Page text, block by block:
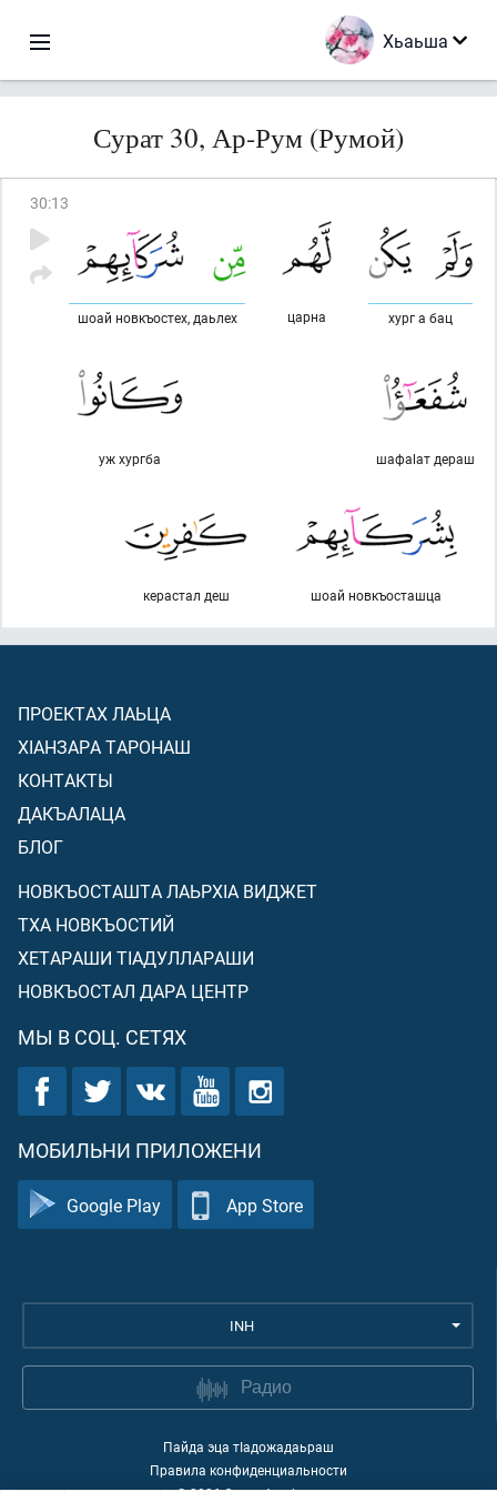
Хьаьша
Сурат 30, Ар-Рум (Румой)
30:13
хург а бац
царна
шоай новкъостех, даьлех
шафаlат дераш
уж хургба
шоай новкъосташца
керастал деш
ПРОЕКТАХ ЛАЬЦА
ХIАНЗАРА ТАРОНАШ
КОНТАКТЫ
ДАКЪАЛАЦА
БЛОГ
НОВКЪОСТАШТА ЛАЬРХIА ВИДЖЕТ
ТХА НОВКЪОСТИЙ
ХЕТАРАШИ ТIАДУЛЛАРАШИ
НОВКЪОСТАЛ ДАРА ЦЕНТР
МЫ В СОЦ. СЕТЯХ
МОБИЛЬНИ ПРИЛОЖЕНИ
Google Play App Store
INH
Радио
Пайда эца тIадожадаьраш
Правила конфиденциальности